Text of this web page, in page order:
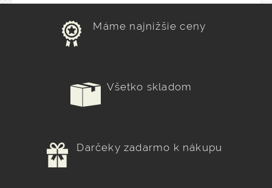
Máme najnižšie ceny
Všetko skladom
Darčeky zadarmo k nákupu